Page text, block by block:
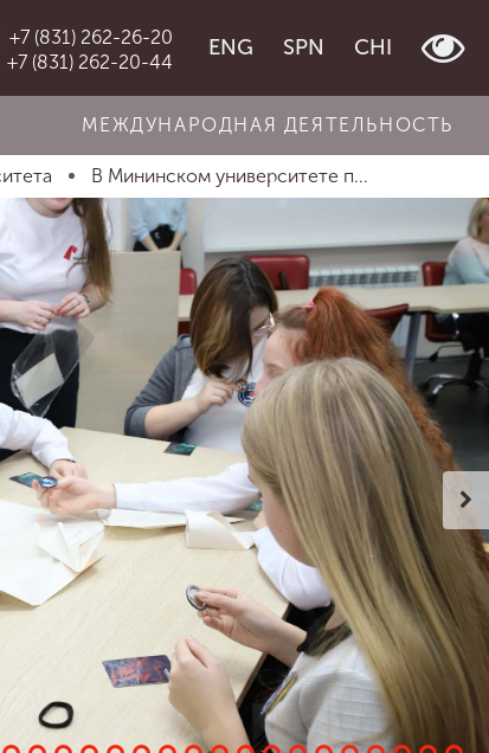
+7 (831) 262-26-20
+7 (831) 262-20-44
ENG SPN CHI
МЕЖДУНАРОДНАЯ ДЕЯТЕЛЬНОСТЬ
В Мининском университете п...